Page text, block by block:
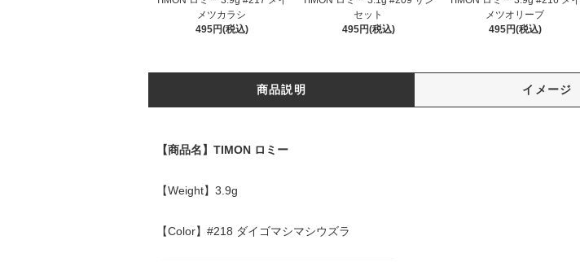
メツカラシ
495円(税込)
セット
495円(税込)
メツオリーブ
495円(税込)
商品説明 イメージ
【商品名】TIMON ロミー
【Weight】3.9g
【Color】#218 ダイゴマシマシウズラ